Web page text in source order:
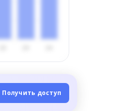
Получить доступ